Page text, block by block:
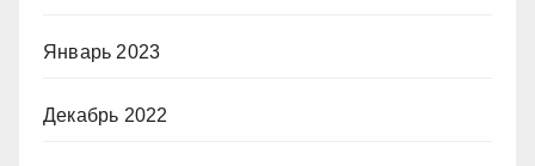
Январь 2023
Декабрь 2022